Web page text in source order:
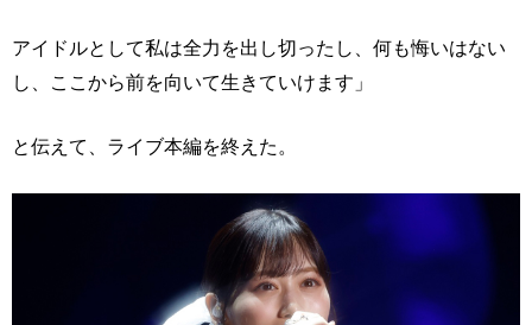
アイドルとして私は全力を出し切ったし、何も悔いはない
し、ここから前を向いて生きていけます」
と伝えて、ライブ本編を終えた。